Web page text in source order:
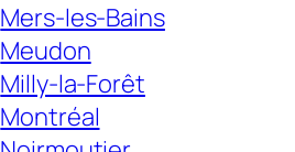
Mers-les-Bains
Meudon
Milly-la-Forêt
Montréal